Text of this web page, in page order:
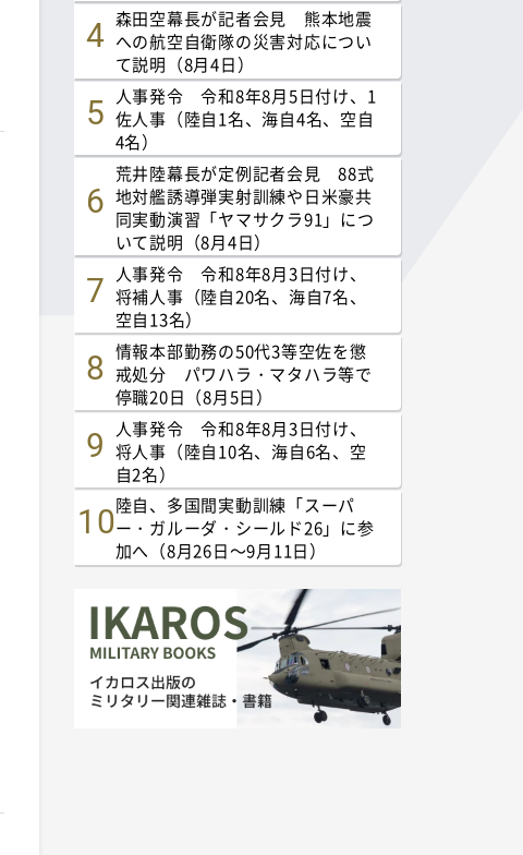
森田空幕長が記者会見 熊本地震
への航空自衛隊の災害対応につい
て説明（8月4日）
人事発令 令和8年8月5日付け、1
佐人事（陸自1名、海自4名、空自
4名）
荒井陸幕長が定例記者会見 88式
地対艦誘導弾実射訓練や日米豪共
同実動演習「ヤマサクラ91」につ
いて説明（8月4日）
人事発令 令和8年8月3日付け、
将補人事（陸自20名、海自7名、
空自13名）
情報本部勤務の50代3等空佐を懲
戒処分 パワハラ・マタハラ等で
停職20日（8月5日）
人事発令 令和8年8月3日付け、
将人事（陸自10名、海自6名、空
自2名）
陸自、多国間実動訓練「スーパ
ー・ガルーダ・シールド26」に参
加へ（8月26日～9月11日）